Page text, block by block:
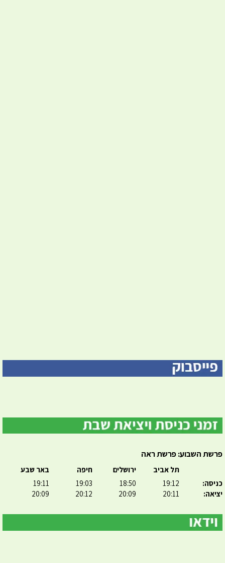
פרשת השבוע: פרשת ראה
כניסה:
יציאה:
תל אביב
19:12
20:11
ירושלים
18:50
20:09
חיפה
19:03
20:12
באר שבע
19:11
20:09